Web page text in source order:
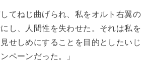
してねじ曲げられ、私をオルト右翼の
し、人間性を失わせた。それは私を
せしめにすることを目的としたいじ
ペーンだった。」